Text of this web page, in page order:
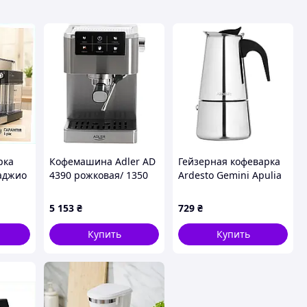
Кофемашина Adler AD
4390 рожковая/ 1350
молотая/
капучнинатор/серая-
Aventis
5 153 ₴
Купить
Гейзерная кофеварка
Ardesto Gemini Apulia
729 ₴
Купить